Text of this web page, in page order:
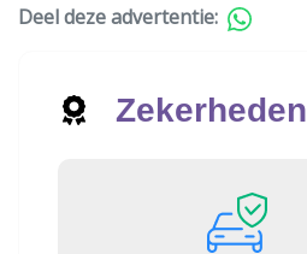
Deel deze advertentie:
Zekerheden